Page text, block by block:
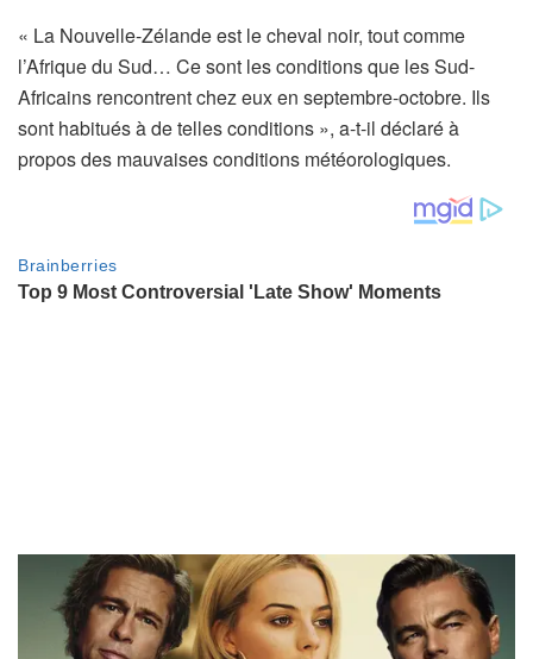
« La Nouvelle-Zélande est le cheval noir, tout comme
l’Afrique du Sud… Ce sont les conditions que les Sud-
Africains rencontrent chez eux en septembre-octobre. Ils
sont habitués à de telles conditions », a-t-il déclaré à
propos des mauvaises conditions météorologiques.